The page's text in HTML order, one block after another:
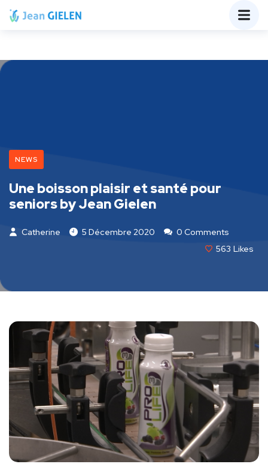
NEWS
Une boisson plaisir et santé pour
seniors by Jean Gielen
Catherine 5 Décembre 2020
0 Comments
563 Likes